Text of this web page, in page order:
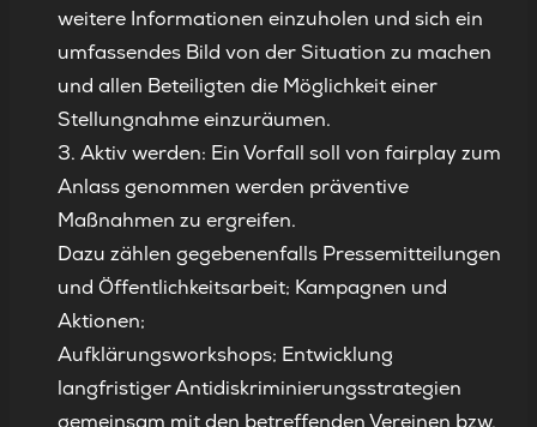
weitere Informationen einzuholen und sich ein
umfassendes Bild von der Situation zu machen
und allen Beteiligten die Möglichkeit einer
Stellungnahme einzuräumen.
Aktiv werden: Ein Vorfall soll von fairplay zum
Anlass genommen werden präventive
Maßnahmen zu ergreifen.
Dazu zählen gegebenenfalls Pressemitteilungen
und Öffentlichkeitsarbeit; Kampagnen und
Aktionen;
Aufklärungsworkshops; Entwicklung
langfristiger Antidiskriminierungsstrategien